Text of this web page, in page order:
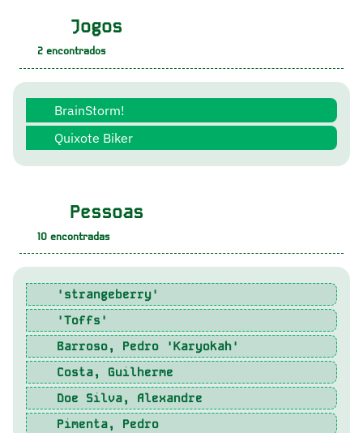
Jogos
2encontrados
BrainStorm!
Quixote Biker
Pessoas
10encontradas
'strangeberry'
'Toffs'
Barroso, Pedro 'Karyokah'
Costa, Guilherme
Doe Silva, Alexandre
Pimenta, Pedro